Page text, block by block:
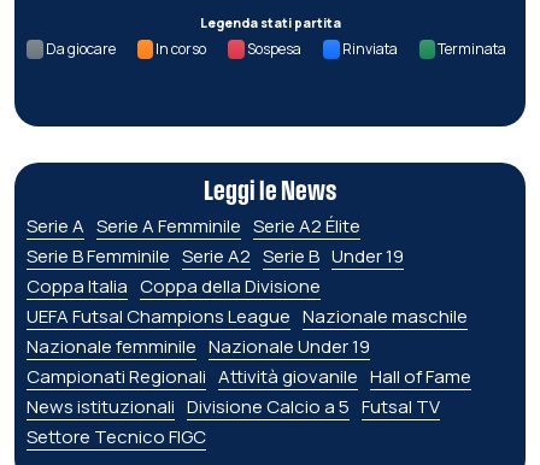
Legenda stati partita
Da giocare In corso Sospesa Rinviata Terminata
Leggi le News
Serie A Serie A Femminile Serie A2 Élite
Serie B Femminile Serie A2 Serie B Under 19
Coppa Italia Coppa della Divisione
UEFA Futsal Champions League Nazionale maschile
Nazionale femminile Nazionale Under 19
Campionati Regionali Attività giovanile Hall of Fame
News istituzionali Divisione Calcio a 5 Futsal TV
Settore Tecnico FIGC